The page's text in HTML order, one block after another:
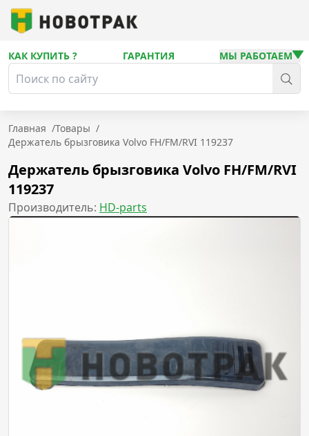
КАК КУПИТЬ ? ГАРАНТИЯ МЫ РАБОТАЕМ
Главная /Товары /
Держатель брызговика Volvo FH/FM/RVI 119237
Держатель брызговика Volvo FH/FM/RVI
119237
Производитель: HD-parts